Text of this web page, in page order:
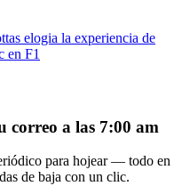
elogia la experiencia de
en F1
correo a las 7:00 am
para hojear — todo en
de baja con un clic.